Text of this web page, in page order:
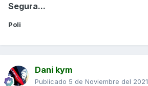
Segura...
Poli
Dani kym
Publicado 5 de Noviembre del 2021